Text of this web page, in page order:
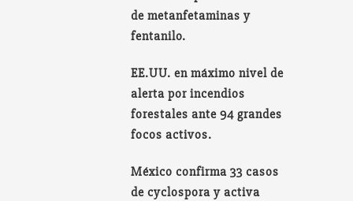
de metanfetaminas y
fentanilo.
EE.UU. en máximo nivel de
alerta por incendios
forestales ante 94 grandes
focos activos.
México confirma 33 casos
de cyclospora y activa